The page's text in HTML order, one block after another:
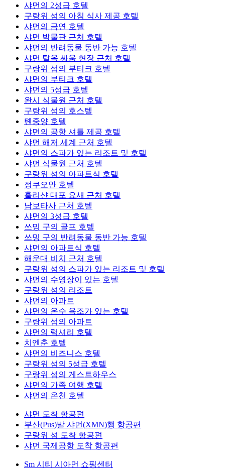
샤먼의 2성급 호텔
구랑위 섬의 아침 식사 제공 호텔
샤먼의 금연 호텔
샤먼 박물관 근처 호텔
샤먼의 반려동물 동반 가능 호텔
샤먼 탈옥 싸움 현장 근처 호텔
구랑위 섬의 부티크 호텔
샤먼의 부티크 호텔
샤먼의 5성급 호텔
완시 식물원 근처 호텔
구랑위 섬의 호스텔
톈중양 호텔
샤먼의 공항 셔틀 제공 호텔
샤먼 해저 세계 근처 호텔
샤먼의 스파가 있는 리조트 및 호텔
샤먼 식물원 근처 호텔
구랑위 섬의 아파트식 호텔
정쿠오안 호텔
훌리샨 대포 요새 근처 호텔
남보타사 근처 호텔
샤먼의 3성급 호텔
쓰밍 구의 골프 호텔
쓰밍 구의 반려동물 동반 가능 호텔
샤먼의 아파트식 호텔
해운대 비치 근처 호텔
구랑위 섬의 스파가 있는 리조트 및 호텔
샤먼의 수영장이 있는 호텔
구랑위 섬의 리조트
샤먼의 아파트
샤먼의 온수 욕조가 있는 호텔
구랑위 섬의 아파트
샤먼의 럭셔리 호텔
치엔춘 호텔
샤먼의 비즈니스 호텔
구랑위 섬의 5성급 호텔
구랑위 섬의 게스트하우스
샤먼의 가족 여행 호텔
샤먼의 온천 호텔
샤먼 도착 항공편
부산(Pus)발 샤먼(XMN)행 항공편
구랑위 섬 도착 항공편
샤먼 국제공항 도착 항공편
Sm 시티 시아먼 쇼핑센터